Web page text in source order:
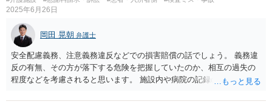
2025年6月26日
岡田 晃朝 弁護士
安全配慮義務、注意義務違反などでの損害賠償の話でしょう。 義務違
反の有無、その方が落下する危険を把握していたのか、相互の過失の
程度などを考慮されると思います。 施設内や病院の記録の取得が必要
には会えて連絡せずに、証拠保全の手続きの検討も必要です（不意打